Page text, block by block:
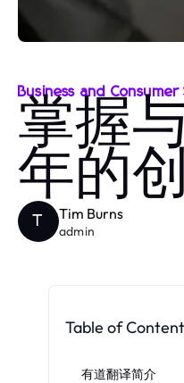
Business and Consumer
掌握
年的
T Tim Burns
admin
Table of
有道翻译简介